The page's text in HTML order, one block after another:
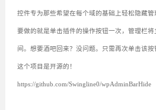
控件专为那些希望在每个域的基础上轻松隐藏
要做的就是单击插件的操作按钮一次，管理栏
间。想要酒吧回来？没问题。只需再次单击该按
这个项目是开源的！
https://github.com/Swingline0/wpAdminBarHide